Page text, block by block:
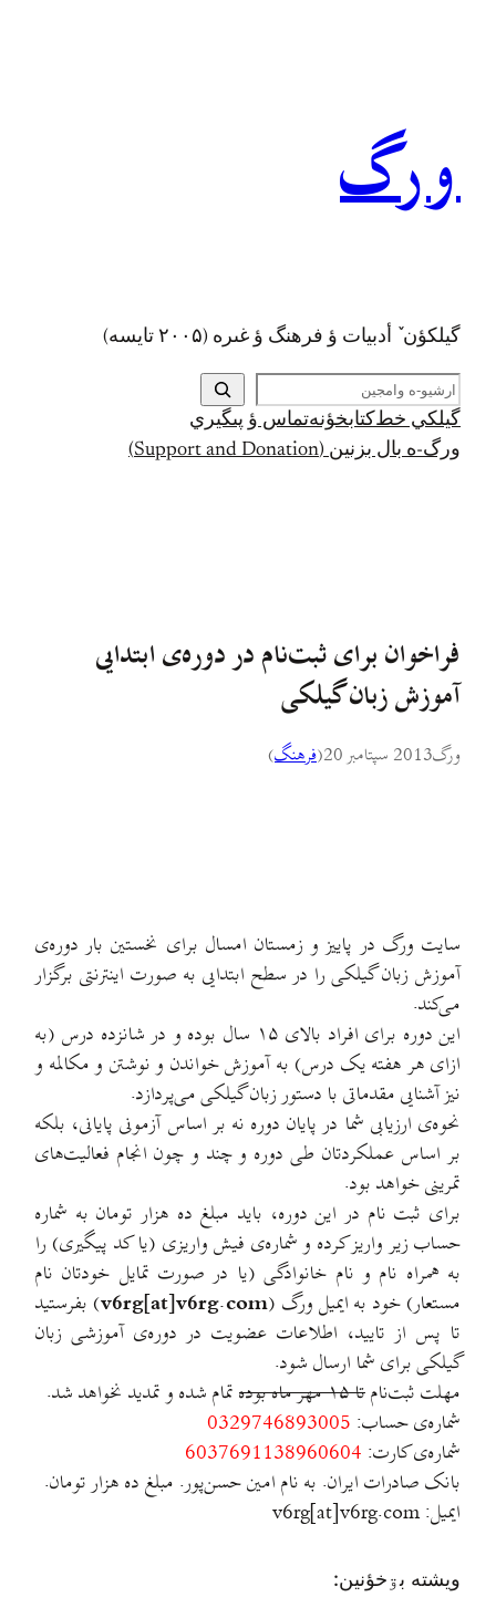
ورگ
گيلکؤن ٚ أدبیات ؤ فرهنگ ؤ غىره (۲۰۰۵ تايسه)
ج
س
ت
ج
گيلکي خط کتابخؤنهتماس ؤ پىگيري
ورگ-ه بال بزنين (Support and Donation)
فراخوان برای ثبت‌نام در دوره‌ی ابتدایی
آموزش زبان گیلکی
ورگ2013 سپتامبر 20 (فرهنگ)
سایت ورگ در پاییز و زمستان امسال برای نخستین بار دوره‌ی
آموزش زبان گیلکی را در سطح ابتدایی به صورت اینترنتی برگزار
می‌کند.
این دوره برای افراد بالای ۱۵ سال بوده و در شانزده درس (به
ازای هر هفته یک درس) به آموزش خواندن و نوشتن و مکالمه‌ و
نیز آشنایی مقدماتی با دستور زبان گیلکی می‌پردازد.
نحوه‌ی ارزیابی شما در پایان دوره نه بر اساس آزمونی پایانی، بلکه
بر اساس عملکردتان طی دوره و چند و چون انجام فعالیت‌های
تمرینی‌ خواهد بود.
برای ثبت نام در این دوره، باید مبلغ ده هزار تومان به شماره
حساب زیر واریز کرده و شماره‌ی فیش واریزی (یا کد پیگیری) را
به همراه نام و نام خانوادگی (یا در صورت تمایل خودتان نام
مستعار) خود به ایمیل ورگ (v6rg[at]v6rg.com) بفرستید
تا پس از تایید، اطلاعات عضویت در دوره‌ی آموزشی زبان
گیلکی برای شما ارسال شود.
مهلت ثبت‌نامتا ۱۵ مهر ماه بوده
تمام شده و تمدید نخواهد شد.
شماره‌ی حساب: 0329746893005
شماره‌ی کارت: 6037691138960604
بانک صادرات ایران. به نام امین حسن‌پور. مبلغ ده هزار تومان.
ایمیل: v6rg[at]v6rg.com
ويشته بۊخؤنين: